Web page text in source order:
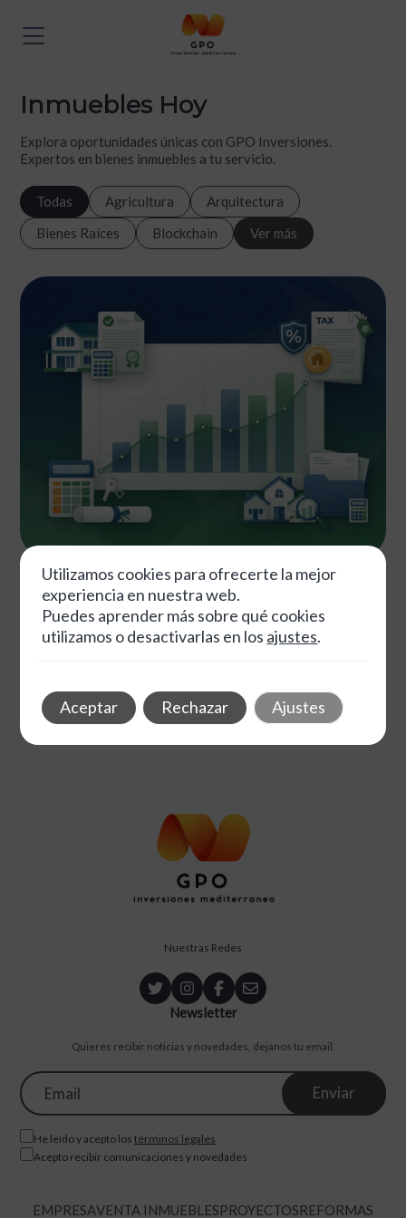
Inmuebles Hoy
Explora oportunidades únicas con GPO Inversiones.
Expertos en bienes inmuebles a tu servicio.
Todas Agricultura
Arquitectura
Bienes Raíces
Blockchain Ver más
mayo 29, 2026
Optimización Fiscal en Inversiones Inmobiliarias: Técnicas
Avanzadas para una Planificación Eficaz
Nuestras Redes
Newsletter
Quieres recibir noticias y novedades, dejanos tu email.
He leído y acepto los términos legales
Acepto recibir comunicaciones y novedades
EMPRESAVENTA INMUEBLESPROYECTOSREFORMAS
Utilizamos cookies para ofrecerte la mejor
experiencia en nuestra web.
Puedes aprender más sobre qué cookies
utilizamos o desactivarlas en los ajustes.
Aceptar Rechazar Ajustes